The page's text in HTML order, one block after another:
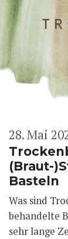
(Braut-
Basteln
28. Mai
Was sind
behandelte
sehr lange